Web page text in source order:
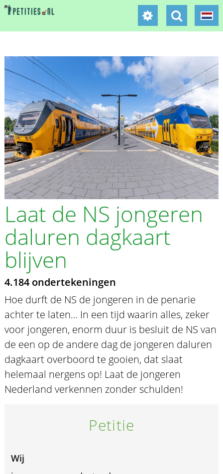
Laat de NS jongeren
daluren dagkaart
blijven
4.184 ondertekeningen
Hoe durft de NS de jongeren in de penarie
achter te laten… In een tijd waarin alles, zeker
voor jongeren, enorm duur is besluit de NS van
de een op de andere dag de jongeren daluren
dagkaart overboord te gooien, dat slaat
helemaal nergens op! Laat de jongeren
Nederland verkennen zonder schulden!
Petitie
Wij